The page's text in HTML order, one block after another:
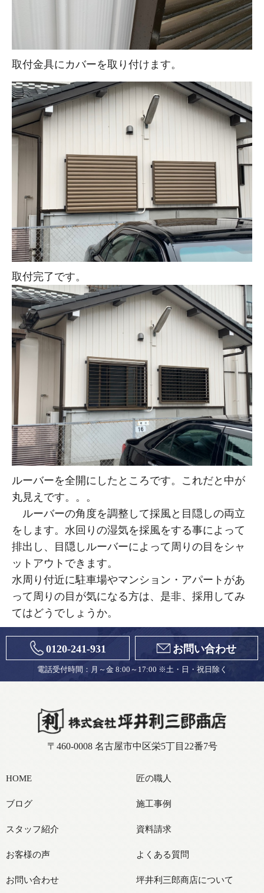
取付金具にカバーを取り付けます。
取付完了です。
ルーバーを全開にしたところです。これだと中が
丸見えです。。。
ルーバーの角度を調整して採風と目隠しの両立
をします。水回りの湿気を採風をする事によって
排出し、目隠しルーバーによって周りの目をシャ
ットアウトできます。
水周り付近に駐車場やマンション・アパートがあ
って周りの目が気になる方は、是非、採用してみ
てはどうでしょうか。
0120-241-931 お問い合わせ
電話受付時間：月～金 8:00～17:00 ※土・日・祝日除く
〒460-0008 名古屋市中区栄5丁目22番7号
HOME 匠の職人
ブログ 施工事例
スタッフ紹介 資料請求
お客様の声 よくある質問
お問い合わせ 坪井利三郎商店について